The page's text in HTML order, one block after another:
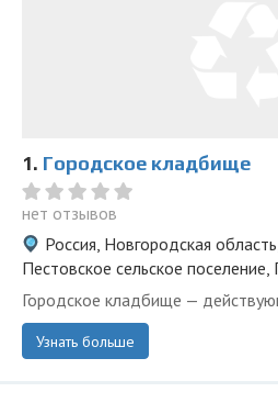
1. Городское кладбище
нет отзывов
Россия, Новгородская
Пестовское сельское поселение,
Городское кладбище —
Узнать больше